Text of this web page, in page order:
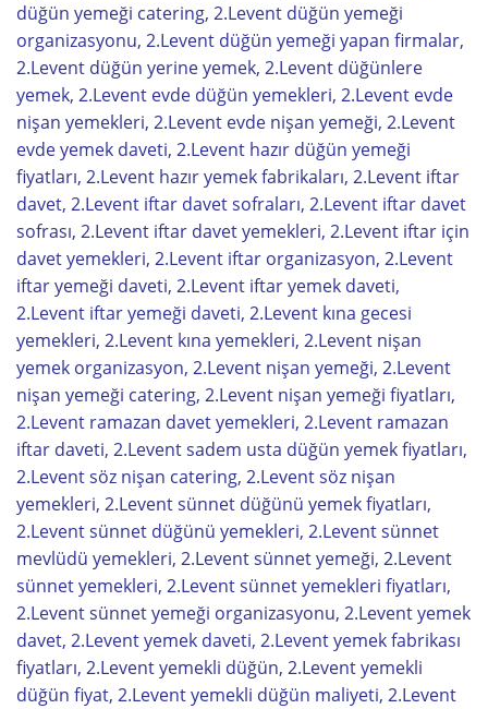
düğün yemeği catering, 2.Levent düğün yemeği
organizasyonu, 2.Levent düğün yemeği yapan firmalar,
2.Levent düğün yerine yemek, 2.Levent düğünlere
yemek, 2.Levent evde düğün yemekleri, 2.Levent evde
nişan yemekleri, 2.Levent evde nişan yemeği, 2.Levent
evde yemek daveti, 2.Levent hazır düğün yemeği
fiyatları, 2.Levent hazır yemek fabrikaları, 2.Levent iftar
davet, 2.Levent iftar davet sofraları, 2.Levent iftar davet
sofrası, 2.Levent iftar davet yemekleri, 2.Levent iftar için
davet yemekleri, 2.Levent iftar organizasyon, 2.Levent
iftar yemeği daveti, 2.Levent iftar yemek daveti,
2.Levent iftar yemeği daveti, 2.Levent kına gecesi
yemekleri, 2.Levent kına yemekleri, 2.Levent nişan
yemek organizasyon, 2.Levent nişan yemeği, 2.Levent
nişan yemeği catering, 2.Levent nişan yemeği fiyatları,
2.Levent ramazan davet yemekleri, 2.Levent ramazan
iftar daveti, 2.Levent sadem usta düğün yemek fiyatları,
2.Levent söz nişan catering, 2.Levent söz nişan
yemekleri, 2.Levent sünnet düğünü yemek fiyatları,
2.Levent sünnet düğünü yemekleri, 2.Levent sünnet
mevlüdü yemekleri, 2.Levent sünnet yemeği, 2.Levent
sünnet yemekleri, 2.Levent sünnet yemekleri fiyatları,
2.Levent sünnet yemeği organizasyonu, 2.Levent yemek
davet, 2.Levent yemek daveti, 2.Levent yemek fabrikası
fiyatları, 2.Levent yemekli düğün, 2.Levent yemekli
düğün fiyat, 2.Levent yemekli düğün maliyeti, 2.Levent